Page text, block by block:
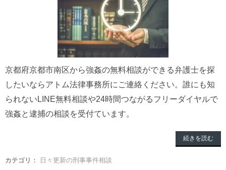
京都府京都市南区から強姦の無料相談ができる弁護士を探
したいならアトム法律事務所にご連絡ください。誰にも知
られないLINE無料相談や24時間つながるフリーダイヤルで
強姦と逮捕の相談を受付ています。
続きを読む
カテゴリ： 日々更新の刑事事件相談